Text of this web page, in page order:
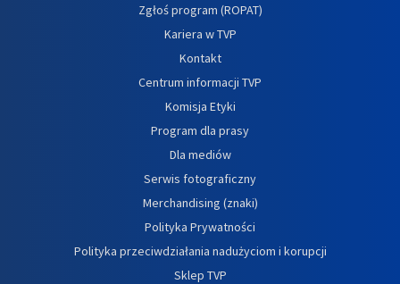
Zgłoś program (ROPAT)
Kariera w TVP
Kontakt
Centrum informacji TVP
Komisja Etyki
Program dla prasy
Dla mediów
Serwis fotograficzny
Merchandising (znaki)
Polityka Prywatności
Polityka przeciwdziałania nadużyciom i korupcji
Sklep TVP